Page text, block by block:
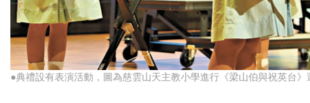
●典禮設有表演活動，圖為慈雲山天主教小學進行《梁山伯與祝英台